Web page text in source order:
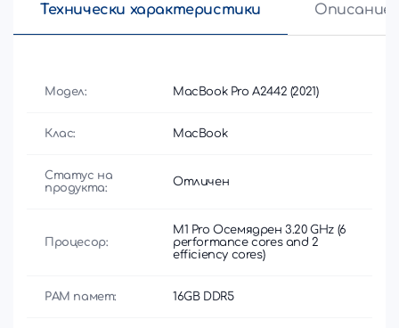
Технически характеристики Описание
Модел: MacBook Pro A2442 (2021)
Клас: MacBook
Статус на
продукта:
Отличен
Процесор:
M1 Pro Осемядрен 3.20 GHz (6
performance cores and 2
efficiency cores)
РАМ памет: 16GB DDR5